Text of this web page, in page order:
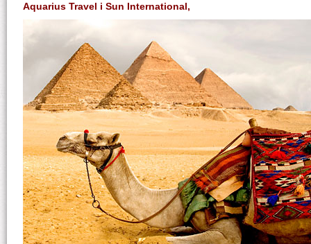
Aquarius Travel і Sun International,